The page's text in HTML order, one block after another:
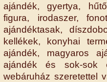
ajándék, gyertya,
figura, irodaszer,
ajándéktasak,
kellékek, konyhai
ajándék, magyaros
ajándék és sok-sok
webáruház szeretettel